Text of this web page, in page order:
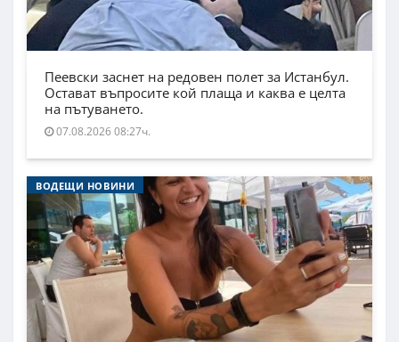
Пеевски заснет на редовен полет за Истанбул.
Остават въпросите кой плаща и каква е целта
на пътуването.
07.08.2026 08:27ч.
ВОДЕЩИ НОВИНИ